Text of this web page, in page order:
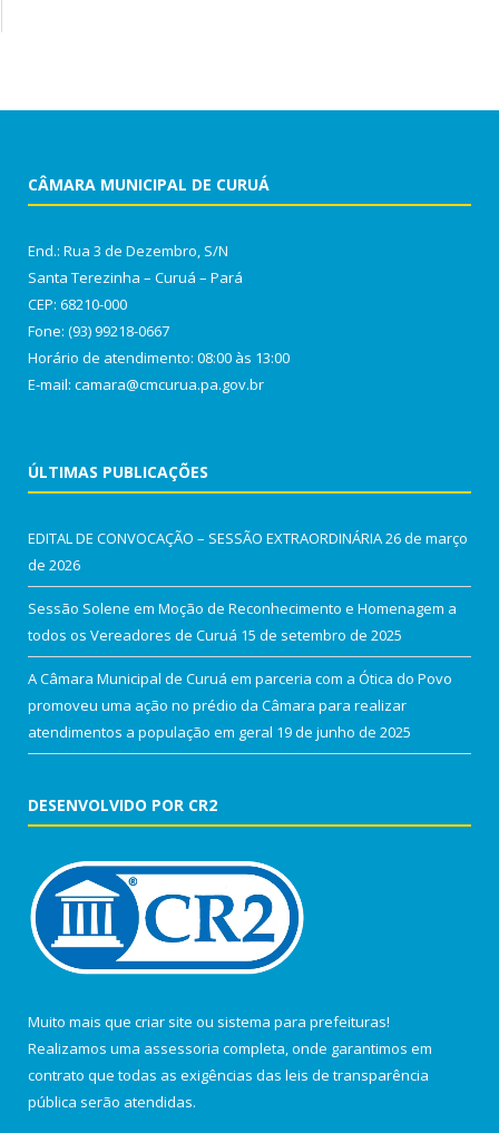
CÂMARA MUNICIPAL DE CURUÁ
End.: Rua 3 de Dezembro, S/N
Santa Terezinha – Curuá – Pará
CEP: 68210-000
Fone: (93) 99218-0667
Horário de atendimento: 08:00 às 13:00
E-mail: camara@cmcurua.pa.gov.br
ÚLTIMAS PUBLICAÇÕES
EDITAL DE CONVOCAÇÃO – SESSÃO EXTRAORDINÁRIA26 de março
de 2026
Sessão Solene em Moção de Reconhecimento e Homenagem a
todos os Vereadores de Curuá 15 de setembro de 2025
A Câmara Municipal de Curuá em parceria com a Ótica do Povo
promoveu uma ação no prédio da Câmara para realizar
atendimentos a população em geral 19 de junho de 2025
DESENVOLVIDO POR CR2
Muito mais que criar site ou sistema para prefeituras!
Realizamos uma assessoria completa, onde garantimos em
contrato que todas as exigências das leis de transparência
pública serão atendidas.